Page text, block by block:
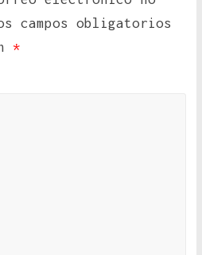
campos obligatorios
*